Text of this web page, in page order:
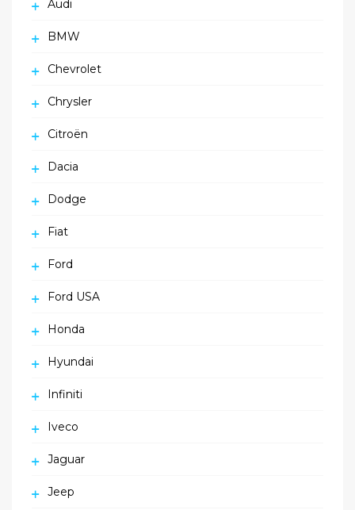
Audi
BMW
Chevrolet
Chrysler
Citroën
Dacia
Dodge
Fiat
Ford
Ford USA
Honda
Hyundai
Infiniti
Iveco
Jaguar
Jeep